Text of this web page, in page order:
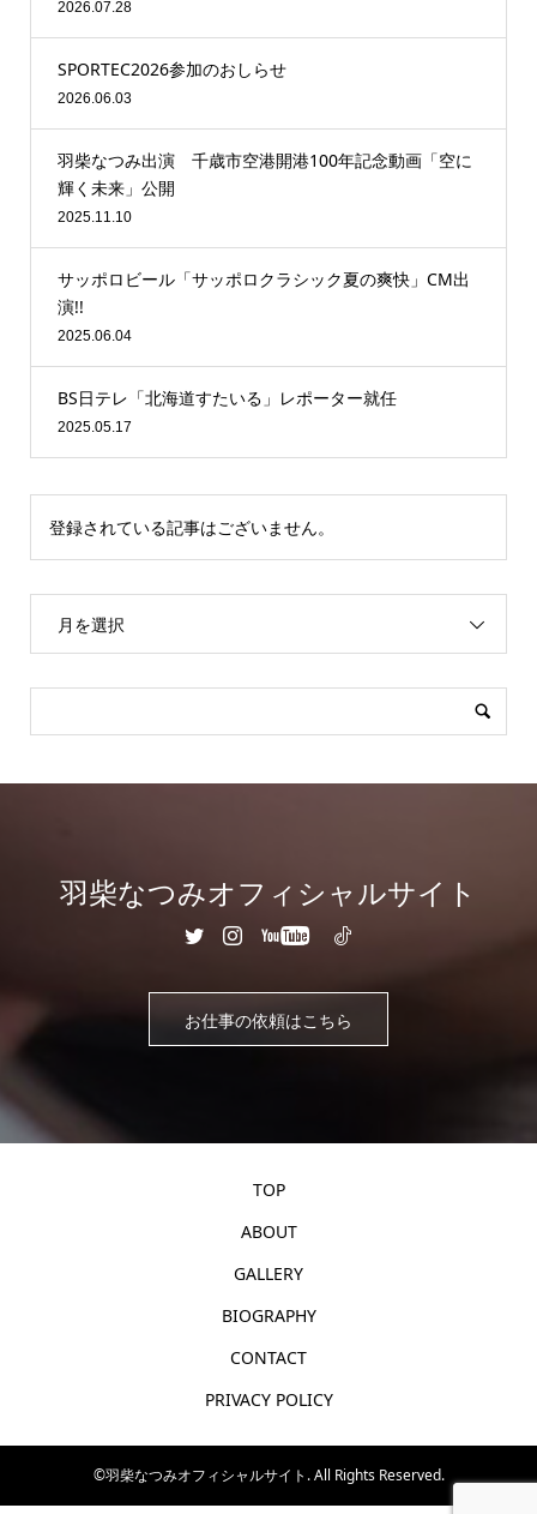
2026.07.28
SPORTEC2026参加のおしらせ
2026.06.03
羽柴なつみ出演 千歳市空港開港100年記念動画「空に
輝く未来」公開
2025.11.10
サッポロビール「サッポロクラシック夏の爽快」CM出
演!!
2025.06.04
BS日テレ「北海道すたいる」レポーター就任
2025.05.17
登録されている記事はございません。
月を選択
羽柴なつみオフィシャルサイト
お仕事の依頼はこちら
TOP
ABOUT
GALLERY
BIOGRAPHY
CONTACT
PRIVACY POLICY
©羽柴なつみオフィシャルサイト. All Rights Reserved.